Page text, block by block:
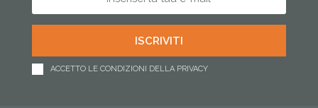
ACCETTO LE CONDIZIONI DELLA PRIVACY